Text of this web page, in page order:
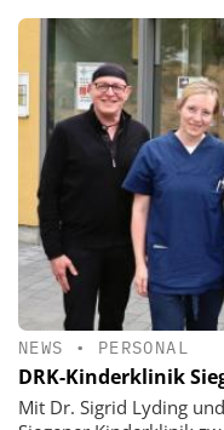
NEWS • PERSONAL
DRK-Kinderklinik
Mit Dr. Sigrid Lyding